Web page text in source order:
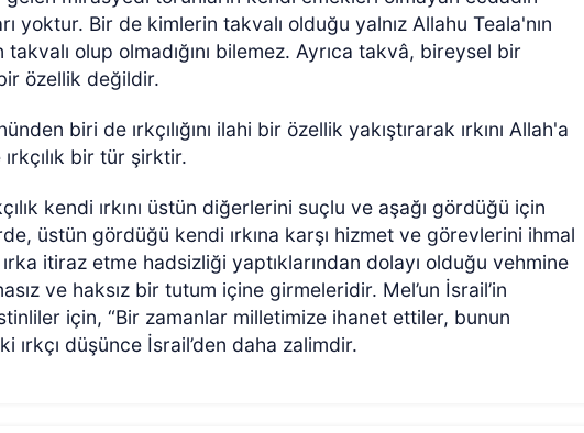
yoktur. Bir de kimlerin takvalı olduğu yalnız Allahu Teala'nın
olup olmadığını bilemez. Ayrıca takvâ, bireysel bir
özellik değildir.
biri de ırkçılığını ilahi bir özellik yakıştırarak ırkını Allah'a
bir tür şirktir.
kendi ırkını üstün diğerlerini suçlu ve aşağı gördüğü için
üstün gördüğü kendi ırkına karşı hizmet ve görevlerini ihmal
itiraz etme hadsizliği yaptıklarından dolayı olduğu vehmine
ve haksız bir tutum içine girmeleridir. Mel’un İsrail’in
için, “Bir zamanlar milletimize ihanet ettiler, bunun
ırkçı düşünce İsrail’den daha zalimdir.